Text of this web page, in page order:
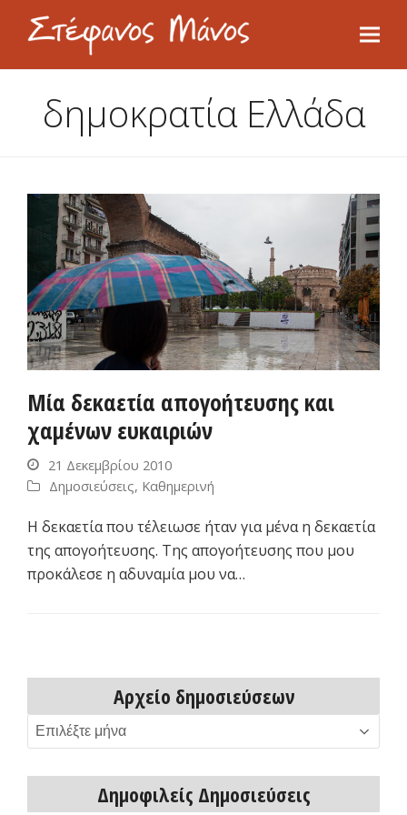
δημοκρατία Ελλάδα
Μία δεκαετία απογοήτευσης και
χαμένων ευκαιριών
21 Δεκεμβρίου 2010
Δημοσιεύσεις, Καθημερινή
Η δεκαετία που τέλειωσε ήταν για μένα η δεκαετία
της απογοήτευσης. Της απογοήτευσης που μου
προκάλεσε η αδυναμία μου να…
Αρχείο δημοσιεύσεων
Αρχείο
δημοσιεύσεων
Δημοφιλείς Δημοσιεύσεις